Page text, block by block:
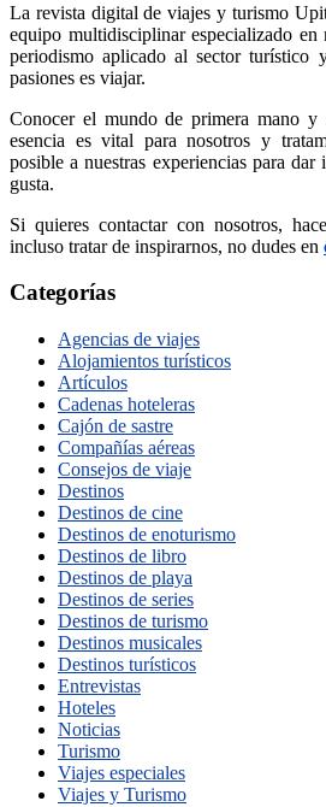
La revista digital de viajes y turismo
equipo multidisciplinar especializado
periodismo aplicado al sector turístico
pasiones es viajar.
Conocer el mundo de primera mano y
esencia es vital para nosotros y
posible a nuestras experiencias para
gusta.
Si quieres contactar con nosotros,
incluso tratar de inspirarnos, no dudes en
Categorías
Agencias de viajes
Alojamientos turísticos
Artículos
Cadenas hoteleras
Cajón de sastre
Compañías aéreas
Consejos de viaje
Destinos
Destinos de cine
Destinos de enoturismo
Destinos de libro
Destinos de playa
Destinos de series
Destinos de turismo
Destinos musicales
Destinos turísticos
Entrevistas
Hoteles
Noticias
Turismo
Viajes especiales
Viajes y Turismo